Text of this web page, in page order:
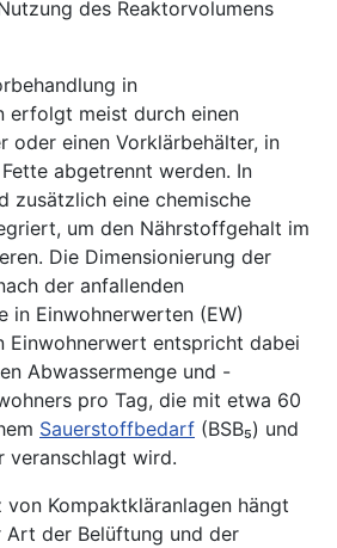
des Reaktorvolumens
in
erfolgt meist durch einen
oder einen Vorklärbehälter, in
abgetrennt werden. In
zusätzlich eine chemische
um den Nährstoffgehalt im
Die Dimensionierung der
der anfallenden
in Einwohnerwerten (EW)
Einwohnerwert entspricht dabei
Abwassermenge und -
pro Tag, die mit etwa 60
Sauerstoffbedarf (BSB₅) und
veranschlagt wird.
Kompaktkläranlagen hängt
der Belüftung und der